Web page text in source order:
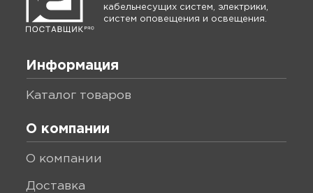
кабельнесущих систем, электрики,
систем оповещения и освещения.
Информация
каталог товаров
О компании
о компании
доставка